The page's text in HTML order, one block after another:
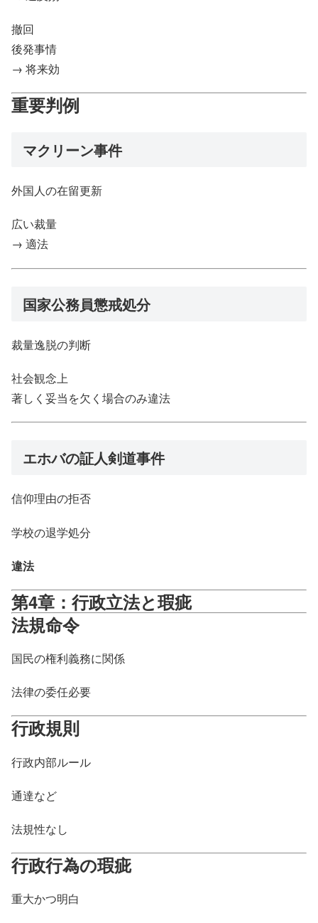
撤回
後発事情
→ 将来効
重要判例
マクリーン事件
外国人の在留更新
広い裁量
→ 適法
国家公務員懲戒処分
裁量逸脱の判断
社会観念上
著しく妥当を欠く場合のみ違法
エホバの証人剣道事件
信仰理由の拒否
学校の退学処分
違法
第4章：行政立法と瑕疵
法規命令
国民の権利義務に関係
法律の委任必要
行政規則
行政内部ルール
通達など
法規性なし
行政行為の瑕疵
重大かつ明白